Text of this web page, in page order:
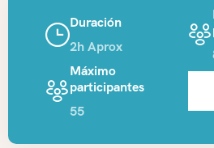
Duración
2h Aprox
Máximo
participantes
55